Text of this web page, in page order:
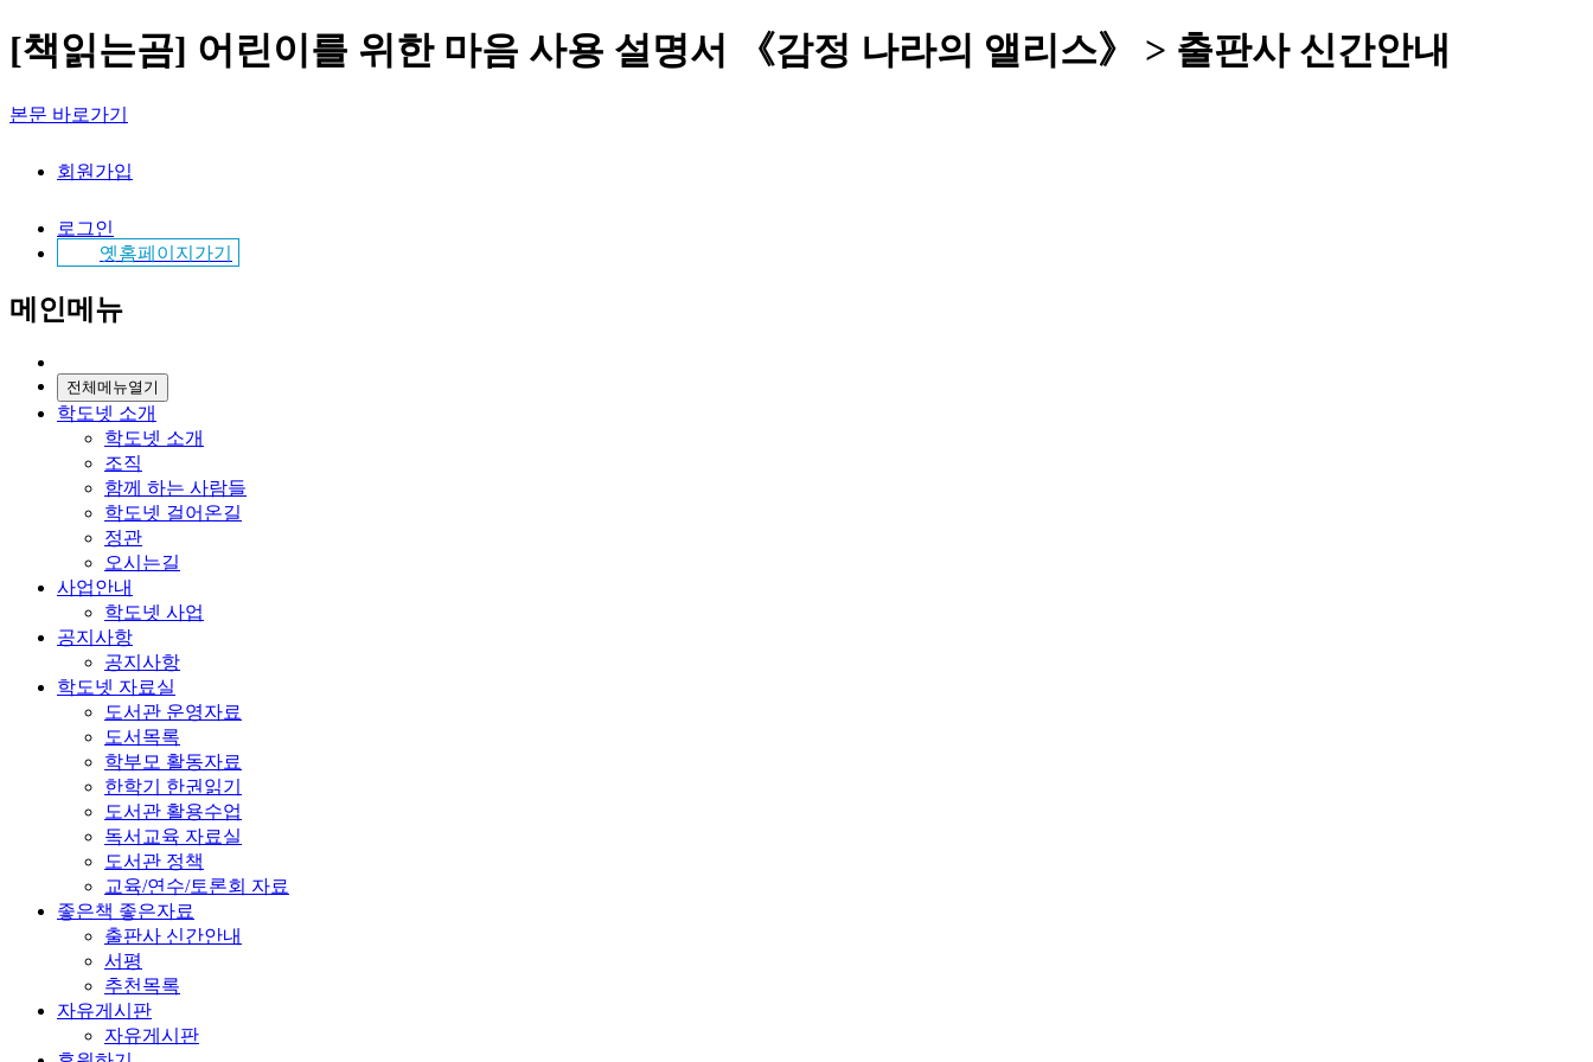
[책읽는곰] 어린이를 위한 마음 사용 설명서 《감정 나라의 앨리스》 > 출판사 신간안내
본문 바로가기
회원가입
로그인
옛홈페이지가기
메인메뉴
전체메뉴열기
학도넷 소개
학도넷 소개
조직
함께 하는 사람들
학도넷 걸어온길
정관
오시는길
사업안내
학도넷 사업
공지사항
공지사항
학도넷 자료실
도서관 운영자료
도서목록
학부모 활동자료
한학기 한권읽기
도서관 활용수업
독서교육 자료실
도서관 정책
교육/연수/토론회 자료
좋은책 좋은자료
출판사 신간안내
서평
추천목록
자유게시판
자유게시판